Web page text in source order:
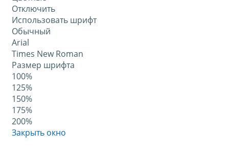
Отключить
Использовать шрифт
Обычный
Arial
Times New Roman
Размер шрифта
100%
125%
150%
175%
200%
Закрыть окно